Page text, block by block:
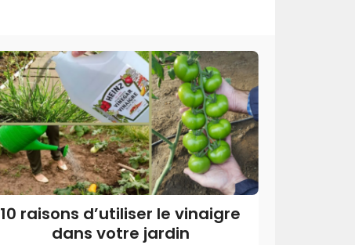
10 raisons d’utiliser le vinaigre
dans votre jardin